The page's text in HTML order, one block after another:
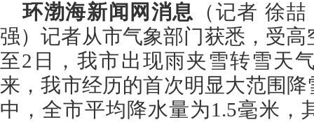
环渤海新闻网消息 （记者 徐
强）记者从市气象部门获悉，受
至2日，我市出现雨夹雪转雪天
来，我市经历的首次明显大范围
中，全市平均降水量为1.5毫米，